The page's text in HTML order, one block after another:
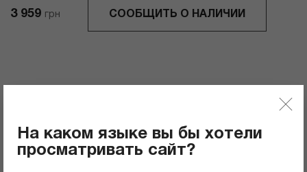
3 959 грн СООБЩИТЬ О НАЛИЧИИ
0
ОСТАВИТЬ ОТЗЫВ
На каком языке вы бы хотели
просматривать сайт?